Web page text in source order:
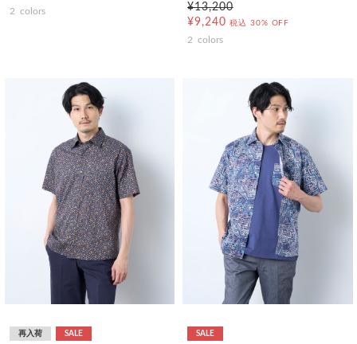
2 colors
¥13,200
¥9,240 税込 30% OFF
2 colors
再入荷 SALE SALE